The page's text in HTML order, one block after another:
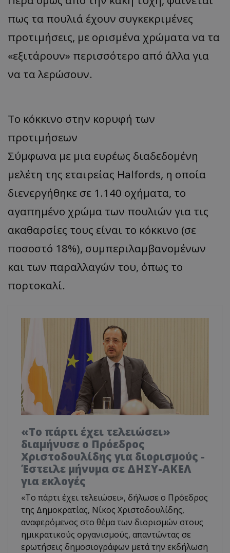
πως τα πουλιά έχουν συγκεκριμένες
προτιμήσεις, με ορισμένα χρώματα να τα
«εξιτάρουν» περισσότερο από άλλα για
να τα λερώσουν.
Το κόκκινο στην κορυφή των
προτιμήσεων
Σύμφωνα με μια ευρέως διαδεδομένη
μελέτη της εταιρείας Halfords, η οποία
διενεργήθηκε σε 1.140 οχήματα, το
αγαπημένο χρώμα των πουλιών για τις
ακαθαρσίες τους είναι το κόκκινο (σε
ποσοστό 18%), συμπεριλαμβανομένων
και των παραλλαγών του, όπως το
πορτοκαλί.
«Το πάρτι έχει τελειώσει»
διαμήνυσε ο Πρόεδρος
Χριστοδουλίδης για διορισμούς -
Έστειλε μήνυμα σε ΔΗΣΥ-ΑΚΕΛ
για εκλογές
«Το πάρτι έχει τελειώσει», δήλωσε ο Πρόεδρος
της Δημοκρατίας, Νίκος Χριστοδουλίδης,
αναφερόμενος στο θέμα των διορισμών στους
ημικρατικούς οργανισμούς, απαντώντας σε
ερωτήσεις δημοσιογράφων μετά την εκδήλωση